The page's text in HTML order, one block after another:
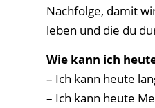
Nachfolge, damit
leben und die du
Wie kann ich
– Ich kann heute
– Ich kann heute